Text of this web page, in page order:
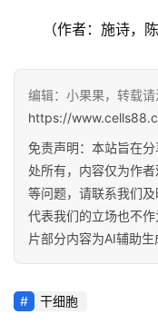
（作者：施诗，
编辑：小果果，转载请
https://
免责声明：本站旨在
处所有，内容仅为作
等问题，请联系我们
代表我们的立场也不
片部分内容为AI辅助生
干细胞